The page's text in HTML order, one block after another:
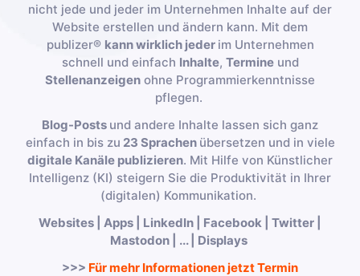
nicht jede und jeder im Unternehmen Inhalte auf der
Website erstellen und ändern kann. Mit dem
publizer® kann wirklich jeder im Unternehmen
schnell und einfach Inhalte, Termineund
Stellenanzeigen ohne Programmierkenntnisse
pflegen.
Blog-Posts und andere Inhalte lassen sich ganz
einfach in bis zu 23 Sprachen übersetzen und in viele
digitale Kanäle publizieren. Mit Hilfe von Künstlicher
Intelligenz (KI) steigern Sie die Produktivität in Ihrer
(digitalen) Kommunikation.
Websites | Apps | LinkedIn | Facebook | Twitter |
Mastodon | ... | Displays
>>> Für mehr Informationen jetzt Termin